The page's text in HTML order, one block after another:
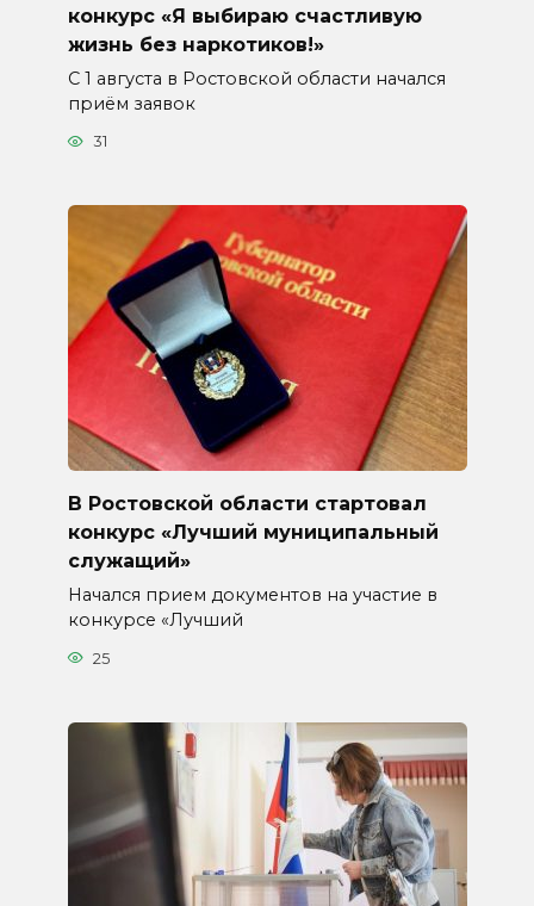
конкурс «Я выбираю счастливую
жизнь без наркотиков!»
С 1 августа в Ростовской области начался
приём заявок
31
В Ростовской области стартовал
конкурс «Лучший муниципальный
служащий»
Начался прием документов на участие в
конкурсе «Лучший
25